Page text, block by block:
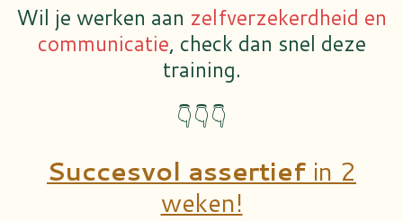
Wil je werken aan zelfverzekerdheid en
communicatie, check dan snel deze
training.
👇👇👇
Succesvol assertief in 2
weken!